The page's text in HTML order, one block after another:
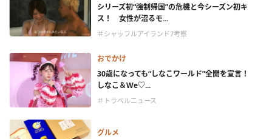
シリーズ初“強制帰国”の危機と今シーズン初キ
ス！ 女性が沼るモ...
＃シャッフルアイランド7考察
おでかけ
30歳になっても“しなこワールド”全開を宣言！
しなこ＆We♡...
＃トラベルニュース
グルメ